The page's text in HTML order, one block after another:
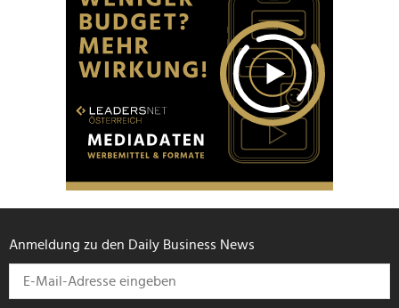
Anmeldung zu den Daily Business News